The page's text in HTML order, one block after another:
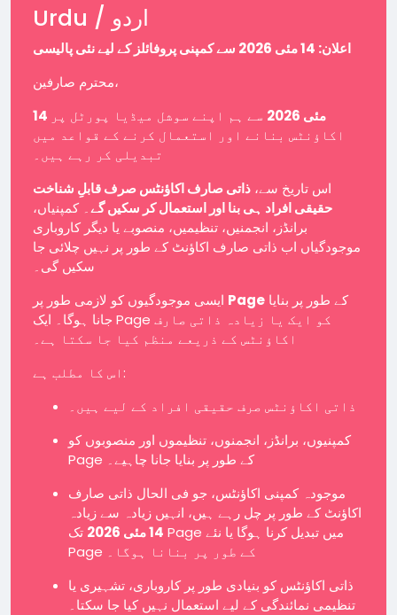
Urdu / اردو
اعلان: 14 مئی 2026 سے کمپنی پروفائلز کے لیے نئی پالیسی
محترم صارفین،
14 مئی 2026
سے ہم اپنے سوشل میڈیا پورٹل پر
اکاؤنٹس بنانے اور استعمال کرنے کے قواعد میں
تبدیلی کر رہے ہیں۔
اس تاریخ سے، ذاتی صارف اکاؤنٹس صرف قابلِ شناخت
حقیقی افراد ہی بنا اور استعمال کر سکیں گے۔ کمپنیاں،
برانڈز، انجمنیں، تنظیمیں، منصوبے یا دیگر کاروباری
موجودگیاں اب ذاتی صارف اکاؤنٹ کے طور پر نہیں چلائی جا
سکیں گی۔
Page
جانا ہوگا۔ ایک Page کو ایک یا زیادہ ذاتی صارف
اکاؤنٹس کے ذریعے منظم کیا جا سکتا ہے۔
اس کا مطلب ہے:
ذاتی اکاؤنٹس صرف حقیقی افراد کے لیے ہیں۔
کمپنیوں، برانڈز، انجمنوں، تنظیموں اور منصوبوں کو
Page کے طور پر بنایا جانا چاہیے۔
موجودہ کمپنی اکاؤنٹس، جو فی الحال ذاتی صارف
اکاؤنٹ کے طور پر چل رہے ہیں، انہیں زیادہ سے زیادہ
14 مئی 2026
تک Page میں تبدیل کرنا ہوگا یا نئے
Page کے طور پر بنانا ہوگا۔
ذاتی اکاؤنٹس کو بنیادی طور پر کاروباری، تشہیری یا
تنظیمی نمائندگی کے لیے استعمال نہیں کیا جا سکتا۔